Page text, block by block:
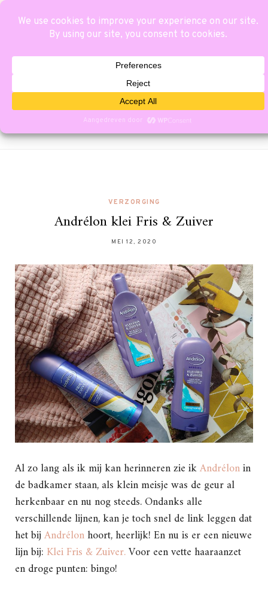
VERZORGING
Andrélon klei Fris & Zuiver
MEI 12, 2020
Al zo lang als ik mij kan herinneren zie ikAndrélonin
de badkamer staan, als klein meisje was de geur al
herkenbaar en nu nog steeds. Ondanks alle
verschillende lijnen, kan je toch snel de link leggen dat
het bijAndrélonhoort, heerlijk! En nu is er een nieuwe
lijn bij: Klei Fris & Zuiver.Voor een vette haaraanzet
en droge punten: bingo!